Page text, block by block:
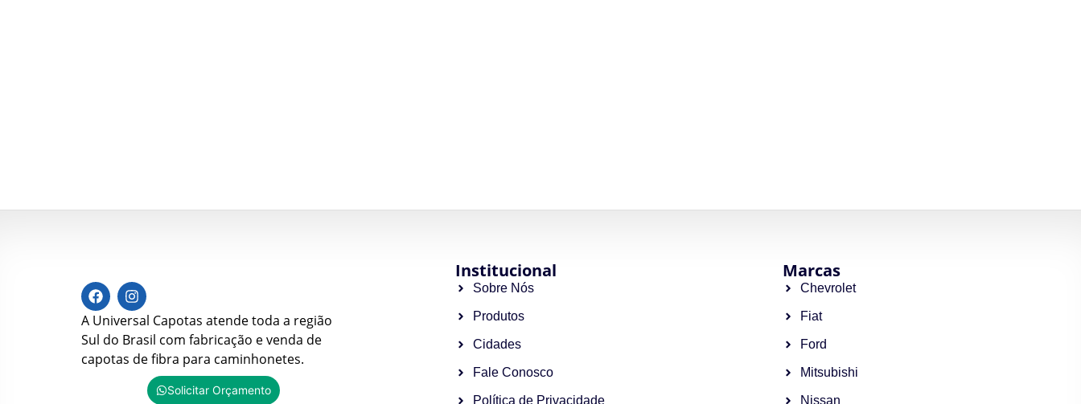
A Universal Capotas atende toda a região
Sul do Brasil com fabricação e venda de
capotas de fibra para caminhonetes.
Solicitar Orçamento
Institucional
Sobre Nós
Produtos
Cidades
Fale Conosco
Política de Privacidade
Marcas
Chevrolet
Fiat
Ford
Mitsubishi
Nissan